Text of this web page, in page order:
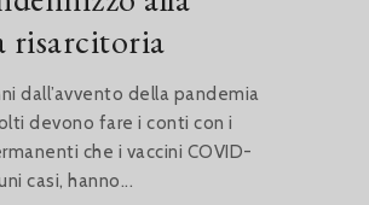
risarcitoria
dall’avvento della pandemia
devono fare i conti con i
che i vaccini COVID-
casi, hanno...